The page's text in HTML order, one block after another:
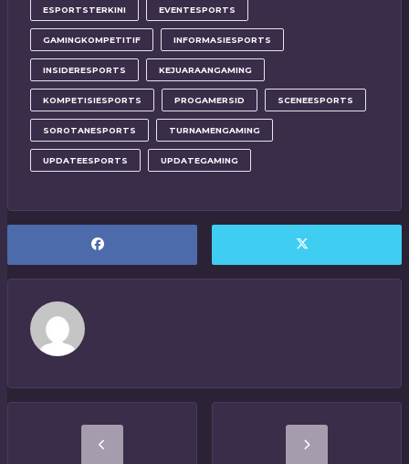
ESPORTSTERKINI EVENTESPORTS
GAMINGKOMPETITIF INFORMASIESPORTS
INSIDERESPORTS KEJUARAANGAMING
KOMPETISIESPORTS PROGAMERSID SCENEESPORTS
SOROTANESPORTS TURNAMENGAMING
UPDATEESPORTS UPDATEGAMING